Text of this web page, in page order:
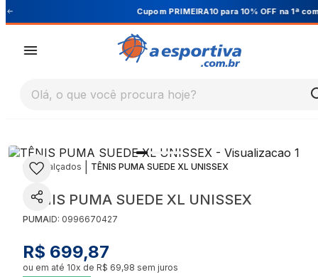
Cupom PRIMEIRA10 para 10% OFF na 1ª compra
Olá, o que você procura hoje?
| Calçados TÊNIS PUMA SUEDE XL UNISSEX
TÊNIS PUMA SUEDE XL UNISSEX
PUMAID: 0996670427
R$ 699,87
ou em até 10x de R$ 69,98 sem juros